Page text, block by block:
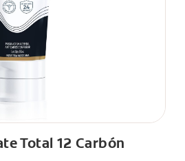
Total 12 Carbón